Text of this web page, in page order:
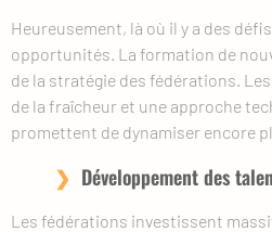
Heureusement, là où il y a des
opportunités. La formation de
de la stratégie des fédérations.
de la fraîcheur et une approche
promettent de dynamiser encore
Développement des
Les fédérations investissent